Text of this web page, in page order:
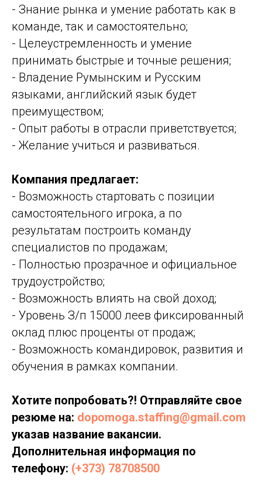
- Знание рынка и умение работать как в
команде, так и самостоятельно;
- Целеустремленность и умение
принимать быстрые и точные решения;
- Владение Румынским и Русским
языками, английский язык будет
преимуществом;
- Опыт работы в отрасли приветствуется;
- Желание учиться и развиваться.
Компания предлагает:
- Возможность стартовать с позиции
самостоятельного игрока, а по
результатам построить команду
специалистов по продажам;
- Полностью прозрачное и официальное
трудоустройство;
- Возможность влиять на свой доход;
- Уровень З/п 15000 леев фиксированный
оклад плюс проценты от продаж;
- Возможность командировок, развития и
обучения в рамках компании.
Хотите попробовать?! Отправляйте свое
резюме на: dopomoga.staffing@gmail.com
указав название вакансии.
Дополнительная информация по
телефону: (+373) 78708500